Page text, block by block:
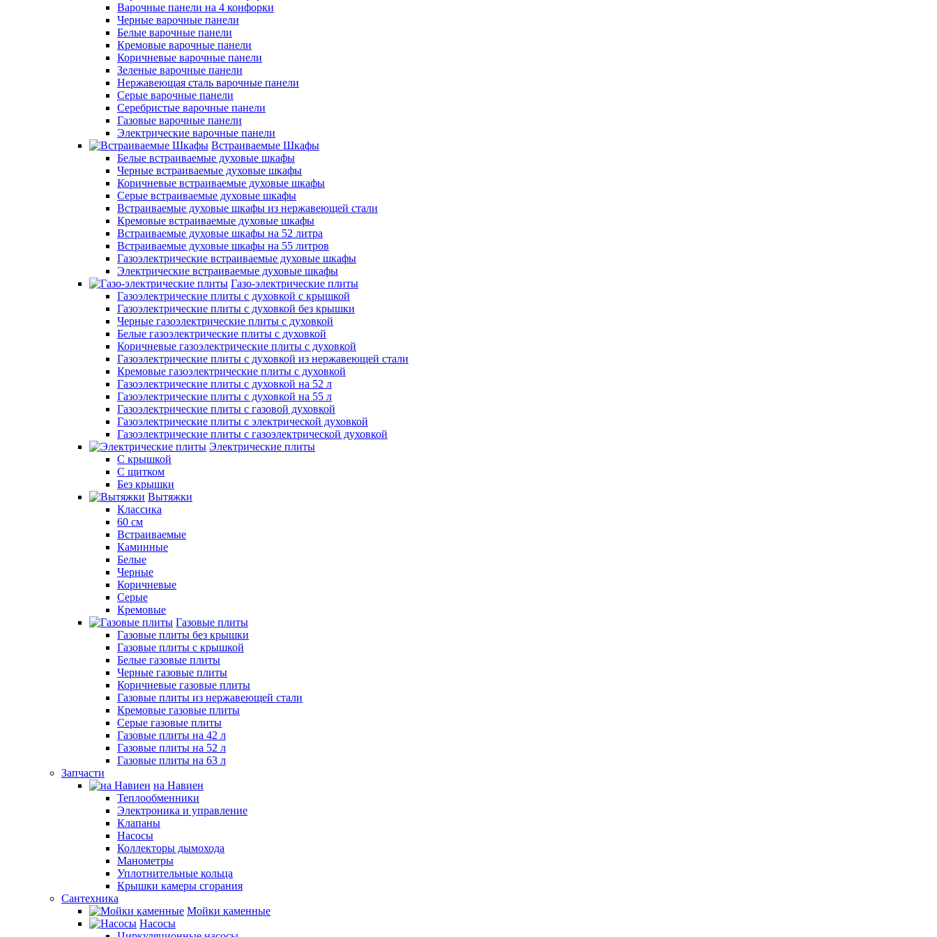
Варочные панели на 4 конфорки
Черные варочные панели
Белые варочные панели
Кремовые варочные панели
Коричневые варочные панели
Зеленые варочные панели
Нержавеющая сталь варочные панели
Серые варочные панели
Серебристые варочные панели
Газовые варочные панели
Электрические варочные панели
Встраиваемые Шкафы
Белые встраиваемые духовые шкафы
Черные встраиваемые духовые шкафы
Коричневые встраиваемые духовые шкафы
Серые встраиваемые духовые шкафы
Встраиваемые духовые шкафы из нержавеющей стали
Кремовые встраиваемые духовые шкафы
Встраиваемые духовые шкафы на 52 литра
Встраиваемые духовые шкафы на 55 литров
Газоэлектрические встраиваемые духовые шкафы
Электрические встраиваемые духовые шкафы
Газо-электрические плиты
Газоэлектрические плиты с духовкой с крышкой
Газоэлектрические плиты с духовкой без крышки
Черные газоэлектрические плиты с духовкой
Белые газоэлектрические плиты с духовкой
Коричневые газоэлектрические плиты с духовкой
Газоэлектрические плиты с духовкой из нержавеющей стали
Кремовые газоэлектрические плиты с духовкой
Газоэлектрические плиты с духовкой на 52 л
Газоэлектрические плиты с духовкой на 55 л
Газоэлектрические плиты с газовой духовкой
Газоэлектрические плиты с электрической духовкой
Газоэлектрические плиты с газоэлектрической духовкой
Электрические плиты
С крышкой
С щитком
Без крышки
Вытяжки
Классика
60 см
Встраиваемые
Каминные
Белые
Черные
Коричневые
Серые
Кремовые
Газовые плиты
Газовые плиты без крышки
Газовые плиты с крышкой
Белые газовые плиты
Черные газовые плиты
Коричневые газовые плиты
Газовые плиты из нержавеющей стали
Кремовые газовые плиты
Серые газовые плиты
Газовые плиты на 42 л
Газовые плиты на 52 л
Газовые плиты на 63 л
Запчасти
на Навиен
Теплообменники
Электроника и управление
Клапаны
Насосы
Коллекторы дымохода
Манометры
Уплотнительные кольца
Крышки камеры сгорания
Сантехника
Мойки каменные
Насосы